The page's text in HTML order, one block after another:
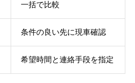
一括で比較
条件の良い先に現車確認
希望時間と連絡手段を指定